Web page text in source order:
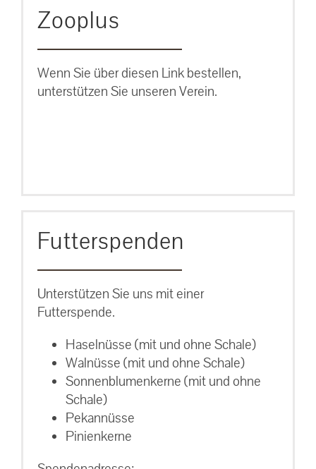
Zooplus
Wenn Sie über diesen Link bestellen,
unterstützen Sie unseren Verein.
Futterspenden
Unterstützen Sie uns mit einer
Futterspende.
Haselnüsse (mit und ohne Schale)
Walnüsse (mit und ohne Schale)
Sonnenblumenkerne (mit und ohne
Schale)
Pekannüsse
Pinienkerne